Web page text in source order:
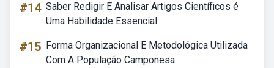
#14 Saber Redigir E Analisar Artigos Científicos é
Uma Habilidade Essencial
#15 Forma Organizacional E Metodológica Utilizada
Com A População Camponesa